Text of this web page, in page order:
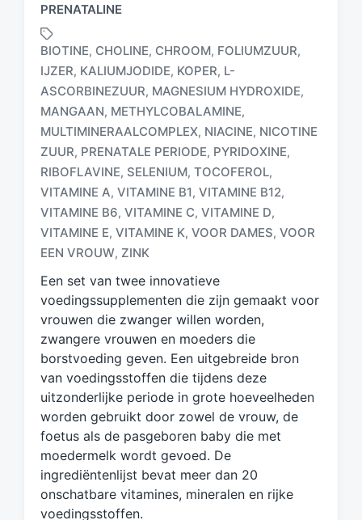
PRENATALINE
G
e
t
g
d
m
t
BIOTINE, CHOLINE, CHROOM, FOLIUMZUUR,
IJZER, KALIUMJODIDE, KOPER, L-
ASCORBINEZUUR, MAGNESIUM HYDROXIDE,
MANGAAN, METHYLCOBALAMINE,
MULTIMINERAALCOMPLEX, NIACINE, NICOTINE
ZUUR, PRENATALE PERIODE, PYRIDOXINE,
RIBOFLAVINE, SELENIUM, TOCOFEROL,
VITAMINE A, VITAMINE B1, VITAMINE B12,
VITAMINE B6, VITAMINE C, VITAMINE D,
VITAMINE E, VITAMINE K, VOOR DAMES, VOOR
EEN VROUW, ZINK
Een set van twee innovatieve
voedingssupplementen die zijn gemaakt voor
vrouwen die zwanger willen worden,
zwangere vrouwen en moeders die
borstvoeding geven. Een uitgebreide bron
van voedingsstoffen die tijdens deze
uitzonderlijke periode in grote hoeveelheden
worden gebruikt door zowel de vrouw, de
foetus als de pasgeboren baby die met
moedermelk wordt gevoed. De
ingrediëntenlijst bevat meer dan 20
onschatbare vitamines, mineralen en rijke
voedingsstoffen.